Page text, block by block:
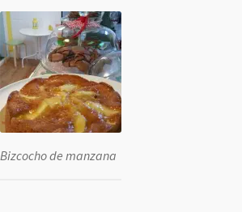
Bizcocho de manzana